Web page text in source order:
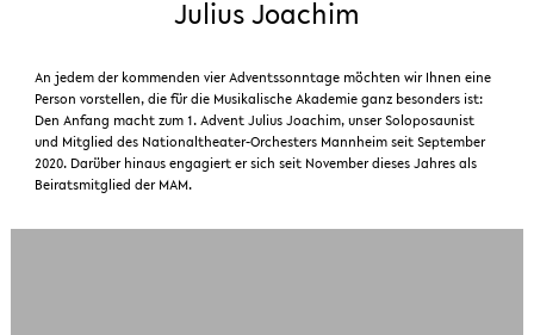
Julius Joachim
An jedem der kommenden vier Adventssonntage möchten wir Ihnen eine
Person vorstellen, die für die Musikalische Akademie ganz besonders ist:
Den Anfang macht zum 1. Advent Julius Joachim, unser Soloposaunist
und Mitglied des Nationaltheater-Orchesters Mannheim seit September
2020. Darüber hinaus engagiert er sich seit November dieses Jahres als
Beiratsmitglied der MAM.